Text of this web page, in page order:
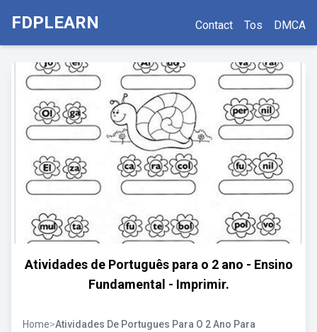
FDPLEARN Contact Tos DMCA
Atividades de Português para o 2 ano - Ensino
Fundamental - Imprimir.
Home>Atividades De Portugues Para O 2 Ano Para